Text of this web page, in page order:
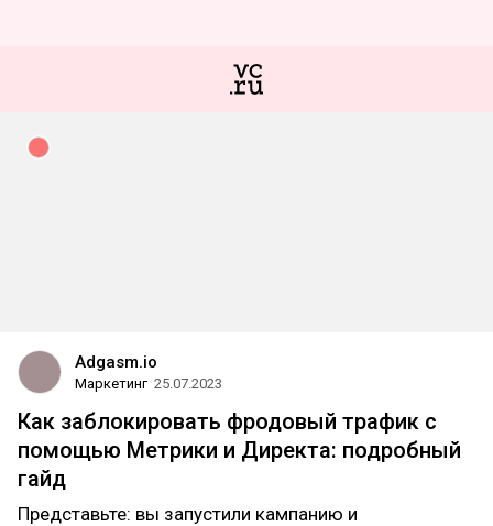
Adgasm.io
Маркетинг 25.07.2023
Как заблокировать фродовый трафик с
помощью Метрики и Директа: подробный
гайд
Представьте: вы запустили кампанию и